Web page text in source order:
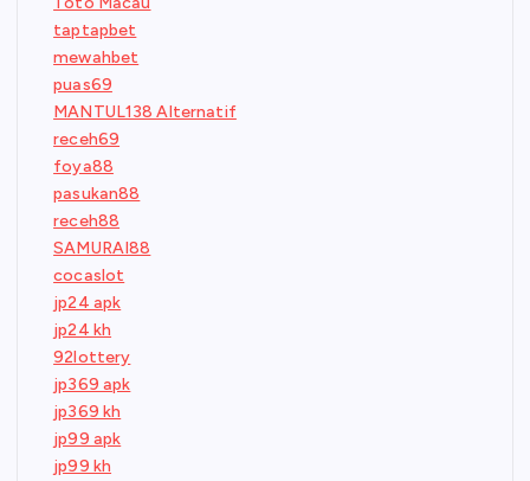
taptapbet
mewahbet
puas69
MANTUL138 Alternatif
receh69
foya88
pasukan88
receh88
SAMURAI88
cocaslot
jp24 apk
jp24 kh
92lottery
jp369 apk
jp369 kh
jp99 apk
jp99 kh